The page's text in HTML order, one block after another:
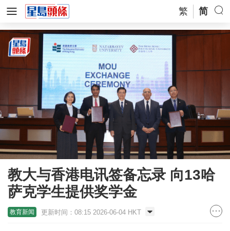
繁 简
教大与香港电讯签备忘录 向13哈
萨克学生提供奖学金
教育新闻 更新时间：08:15 2026-06-04 HKT